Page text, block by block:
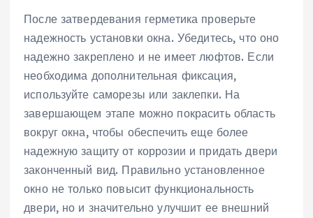
После затвердевания герметика проверьте
надежность установки окна. Убедитесь, что оно
надежно закреплено и не имеет люфтов. Если
необходима дополнительная фиксация,
используйте саморезы или заклепки. На
завершающем этапе можно покрасить область
вокруг окна, чтобы обеспечить еще более
надежную защиту от коррозии и придать двери
законченный вид. Правильно установленное
окно не только повысит функциональность
двери, но и значительно улучшит ее внешний